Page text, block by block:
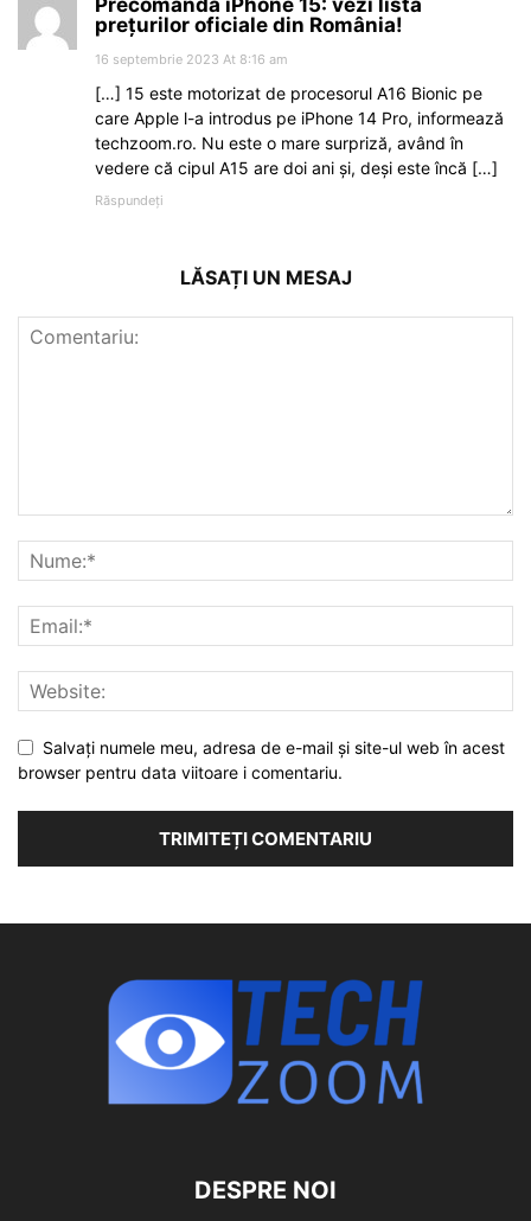
prețurilor oficiale din România!
16 septembrie 2023 At 8:16 am
[…] 15 este motorizat de procesorul A16 Bionic pe
care Apple l-a introdus pe iPhone 14 Pro, informează
techzoom.ro. Nu este o mare surpriză, având în
vedere că cipul A15 are doi ani și, deși este încă […]
Răspundeți
LĂSAȚI UN MESAJ
Salvați numele meu, adresa de e-mail și site-ul web în acest
browser pentru data viitoare i comentariu.
DESPRE NOI